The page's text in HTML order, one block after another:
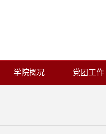
学院概况 党团工作